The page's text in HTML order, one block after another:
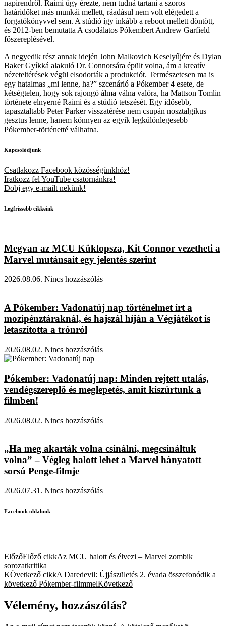
napirendről. Raimi úgy érezte, nem tudná tartani a szoros
határidőket más munkái mellett, ráadásul nem volt elégedett a
forgatókönyvvel sem. A stúdió így inkább a reboot mellett döntött,
és 2012-ben bemutatta A csodálatos Pókembert Andrew Garfield
főszereplésével.
A negyedik rész annak idején John Malkovich Keselyűjére és Dylan
Baker Gyíkká alakuló Dr. Connorsára épült volna, ám a kreatív
nézeteltérések végül elsodorták a produkciót. Természetesen ma is
egy hatalmas „mi lenne, ha?” szcenárió a Pókember 4 esete, de
kétségtelen, hogy sok rajongó álma válna valóra, ha Mattson Tomlin
története elnyerné Raimi és a stúdió tetszését. Egy idősebb,
tapasztaltabb Peter Parker visszatérése nem csupán nosztalgikus
gesztus lenne, hanem könnyen az egyik legkülönlegesebb
Pókember-történetté válhatna.
Kapcsolódjunk
Csatlakozz Facebook közösségünkhöz!
Iratkozz fel YouTube csatornánkra!
Dobj egy e-mailt nekünk!
Legfrissebb cikkeink
Megvan az MCU Küklopsza, Kit Connor vezetheti a
Marvel mutánsait egy jelentés szerint
2026.08.06. Nincs hozzászólás
A Pókember: Vadonatúj nap történelmet írt a
mozipénztáraknál, és hajszál híján a Végjátékot is
letaszította a trónról
2026.08.02. Nincs hozzászólás
Pókember: Vadonatúj nap: Minden rejtett utalás,
vendégszereplő és meglepetés, amit kiszúrtunk a
filmben!
2026.08.02. Nincs hozzászólás
„Ha meg akarták volna csinálni, megcsináltuk
volna” – Végleg halott lehet a Marvel hányatott
sorsú Penge-filmje
2026.07.31. Nincs hozzászólás
Facebook oldalunk
ElőzőElőző cikkAz MCU halott és élvezi – Marvel zombik
sorozatkritika
KÖvetkező cikkA Daredevil: Újjászületés 2. évada összefonódik a
következő Pókember-filmmelKövetkező
Vélemény, hozzászólás?